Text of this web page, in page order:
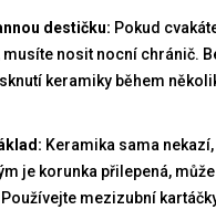
destičku: Pokud
nosit nocní chránič.
keramiky během
Keramika sama
je korunka přilepená, může
mezizubní